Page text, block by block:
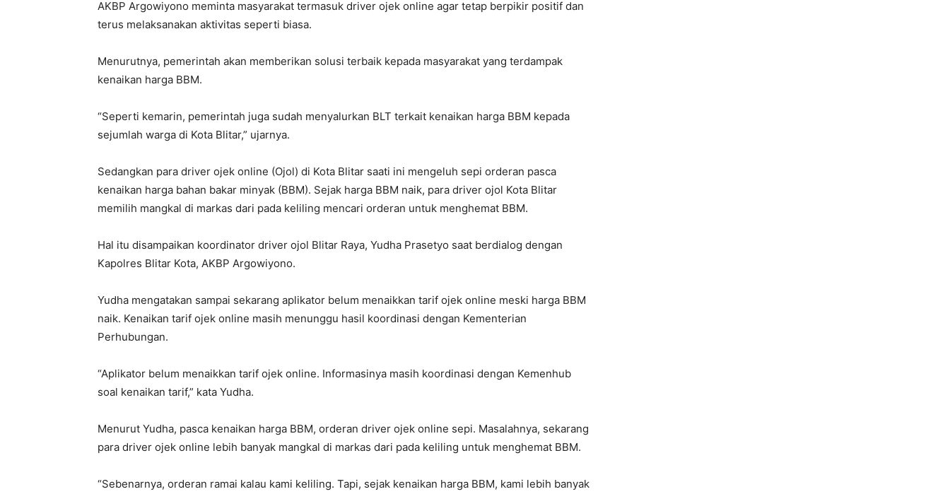
AKBP Argowiyono meminta masyarakat termasuk driver ojek online agar tetap berpikir positif dan
terus melaksanakan aktivitas seperti biasa.
Menurutnya, pemerintah akan memberikan solusi terbaik kepada masyarakat yang terdampak
kenaikan harga BBM.
“Seperti kemarin, pemerintah juga sudah menyalurkan BLT terkait kenaikan harga BBM kepada
sejumlah warga di Kota Blitar,” ujarnya.
Sedangkan para driver ojek online (Ojol) di Kota Blitar saati ini mengeluh sepi orderan pasca
kenaikan harga bahan bakar minyak (BBM). Sejak harga BBM naik, para driver ojol Kota Blitar
memilih mangkal di markas dari pada keliling mencari orderan untuk menghemat BBM.
Hal itu disampaikan koordinator driver ojol Blitar Raya, Yudha Prasetyo saat berdialog dengan
Kapolres Blitar Kota, AKBP Argowiyono.
Yudha mengatakan sampai sekarang aplikator belum menaikkan tarif ojek online meski harga BBM
naik. Kenaikan tarif ojek online masih menunggu hasil koordinasi dengan Kementerian
Perhubungan.
“Aplikator belum menaikkan tarif ojek online. Informasinya masih koordinasi dengan Kemenhub
soal kenaikan tarif,” kata Yudha.
Menurut Yudha, pasca kenaikan harga BBM, orderan driver ojek online sepi. Masalahnya, sekarang
para driver ojek online lebih banyak mangkal di markas dari pada keliling untuk menghemat BBM.
“Sebenarnya, orderan ramai kalau kami keliling. Tapi, sejak kenaikan harga BBM, kami lebih banyak